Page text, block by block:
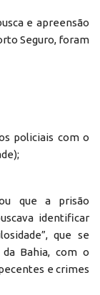
e apreensão
Seguro, foram
policiais com o
que a prisão
identificar
que se
Bahia, com o
e crimes